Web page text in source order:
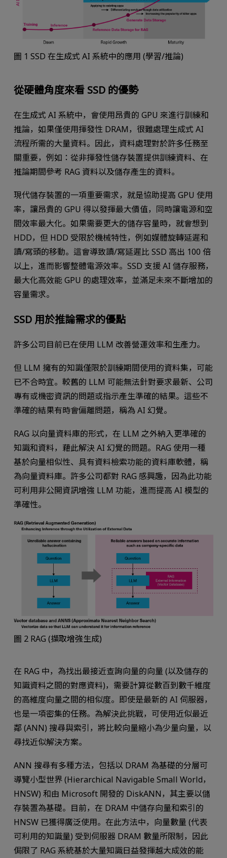
圖 1 SSD 在生成式 AI 系統中的應用 (學習/推論)
從硬體角度來看 SSD 的優勢
在生成式 AI 系統中，會使用昂貴的 GPU 來進行訓練和
推論，如果僅使用揮發性 DRAM，很難處理生成式 AI
流程所需的大量資料。因此，資料處理對於許多任務至
關重要，例如：從非揮發性儲存裝置提供訓練資料、在
推論期間參考 RAG 資料以及儲存產生的資料。
現代儲存裝置的一項重要需求，就是協助提高 GPU 使用
率，讓昂貴的 GPU 得以發揮最大價值，同時讓電源和空
間效率最大化。如果需要更大的儲存容量時，就會想到
HDD，但 HDD 受限於機械特性，例如媒體旋轉延遲和
讀/寫頭的移動。這會導致讀/寫延遲比 SSD 高出 100 倍
以上，進而影響整體電源效率。SSD 支援 AI 儲存服務，
最大化高效能 GPU 的處理效率，並滿足未來不斷增加的
容量需求。
SSD 用於推論需求的優點
許多公司目前已在使用 LLM 改善營運效率和生產力。
但 LLM 擁有的知識僅限於訓練期間使用的資料集，可能
已不合時宜。較舊的 LLM 可能無法針對要求最新、公司
專有或機密資訊的問題或指示產生準確的結果。這些不
準確的結果有時會偏離問題，稱為 AI 幻覺。
RAG 以向量資料庫的形式，在 LLM 之外納入更準確的
知識和資料，藉此解決 AI 幻覺的問題。RAG 使用一種
基於向量相似性、具有資料檢索功能的資料庫軟體，稱
為向量資料庫。許多公司都對 RAG 感興趣，因為此功能
可利用非公開資訊增強 LLM 功能，進而提高 AI 模型的
準確性。
圖 2 RAG (擷取增強生成)
在 RAG 中，為找出最接近查詢向量的向量 (以及儲存的
知識資料之間的對應資料)，需要計算從數百到數千維度
的高維度向量之間的相似度。即使是最新的 AI 伺服器，
也是一項密集的任務。為解決此挑戰，可使用近似最近
鄰 (ANN) 搜尋與索引，將比較向量縮小為少量向量，以
尋找近似解決方案。
ANN 搜尋有多種方法，包括以 DRAM 為基礎的分層可
導覽小型世界 (Hierarchical Navigable Small World，
HNSW) 和由 Microsoft 開發的 DiskANN，其主要以儲
存裝置為基礎。目前，在 DRAM 中儲存向量和索引的
HNSW 已獲得廣泛使用。在此方法中，向量數量 (代表
可利用的知識量) 受到伺服器 DRAM 數量所限制，因此
侷限了 RAG 系統基於大量知識日益發揮越大成效的能